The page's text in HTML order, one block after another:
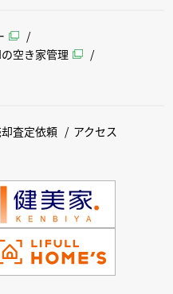
空き家管理
査定依頼 アクセス